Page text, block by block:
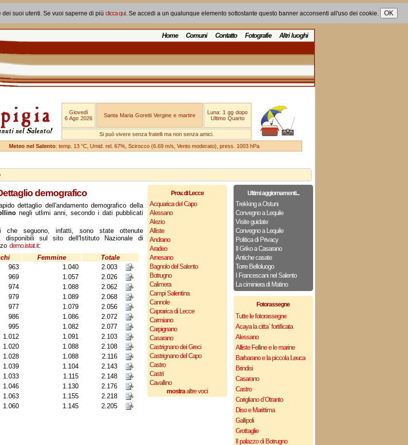
dei suoi utenti. Se vuoi saperne di più clicca qui. Se accedi a un qualunque elemento sottostante questo banner acconsenti all'uso dei cookie.
Home Comuni Contatto Fotografie Altri luoghi
Giovedì
6 Ago 2026
Santa Maria Goretti Vergine e martire
Luna: 1 gg dopo
Ultimo Quarto
Si può vivere senza fratelli ma non senza amici.
Meteo nel Salento: temp. 13 °C, Umid. rel. 67%, Scirocco (6.69 m/s, Vento moderato), press. 1003 hPa
Prov. di Lecce
Acquarica del Capo
Alessano
Alezio
Alliste
Andrano
Aradeo
Arnesano
Bagnolo del Salento
Botrugno
Calimera
Campi Salentina
Cannole
Caprarica di Lecce
Carmiano
Carpignano
Casarano
Castrignano dei Greci
Castrignano del Capo
Castro
Castrì
Cavallino
mostraaltre voci
demografico
dettaglio dell'andamento demografico della
negli utlimi anni, secondo i dati pubblicati
che seguono, infatti, sono state ottenute
disponibili sul sito dell'Istituto Nazionale di
demo.istat.it:
Femmine
Totale
963 1.040
2.003
969 1.057
2.026
974 1.088
2.062
979 1.089
2.068
977 1.079
2.056
986 1.086
2.072
995 1.082
2.077
1.012 1.091
2.103
1.020 1.088
2.108
1.028 1.088
2.116
1.039 1.104
2.143
1.033 1.115
2.148
1.046 1.130
2.176
1.063 1.155
2.218
1.060 1.145 2.205
Ultimi aggiornamenti...
Trekking a Ostuni
Convegno a Lequile
Visite guidate
Convegno a Lequile
Politica di Privacy
Il Griko a Casarano
Antiche casate
Torre Belloluogo
I Francescani nel Salento
La ciminiera di Matino
Fotorassegne
Tutte le fotorassegne
Acaya la citta` fortificata
Alessano
Alliste Felline e le marine
Barbarano e la piccola Leuca
Brindisi
Casarano
Castro
Corigliano d`Otranto
Diso e Marittima
Gallipoli
Grottaglie
Il palazzo di Botrugno